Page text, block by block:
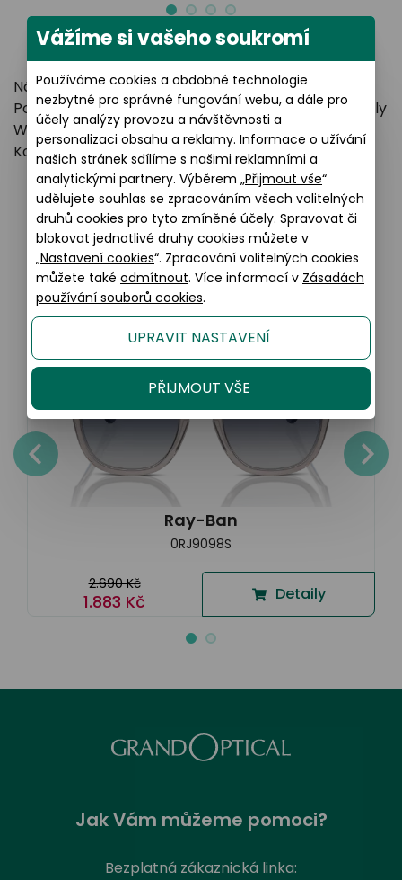
Název výrobce: Safilo Group a.s.
Poštovní adresa: Settima Strada 15, 35129 Padua, Italy
Webové stránky:https://www.safilogroup.com
Kontakt: customerservicehu@safilo.com
Podobné produkty
30% AKCE
Ray-Ban
0RJ9098S
2.690 Kč
1.883 Kč Detaily
Jak Vám můžeme pomoci?
Bezplatná zákaznická linka:
Vážíme si vašeho soukromí
Používáme cookies a obdobné technologie
nezbytné pro správné fungování webu, a dále pro
účely analýzy provozu a návštěvnosti a
personalizaci obsahu a reklamy. Informace o užívání
našich stránek sdílíme s našimi reklamními a
analytickými partnery. Výběrem „Přijmout vše“
udělujete souhlas se zpracováním všech volitelných
druhů cookies pro tyto zmíněné účely. Spravovat či
blokovat jednotlivé druhy cookies můžete v
„Nastavení cookies“. Zpracování volitelných cookies
můžete také odmítnout. Více informací v Zásadách
používání souborů cookies.
UPRAVIT NASTAVENÍ
PŘIJMOUT VŠE